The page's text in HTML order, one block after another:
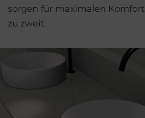
sorgen für maximalen
zu zweit.